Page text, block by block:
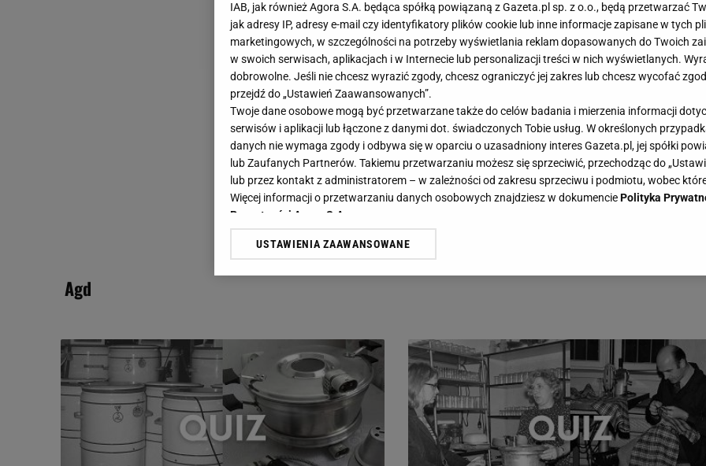
agd
IAB, jak również Agora S.A. będąca spółką powiązaną z Gazeta.pl sp. z o.o., będą przetwarzać
jak adresy IP, adresy e-mail czy identyfikatory plików cookie lub inne informacje zapisane w tych
marketingowych, w szczególności na potrzeby wyświetlania reklam dopasowanych do Twoich
w swoich serwisach, aplikacjach i w Internecie lub personalizacji treści w nich wyświetlanych.
dobrowolne. Jeśli nie chcesz wyrazić zgody, chcesz ograniczyć jej zakres lub chcesz wycofać
przejdź do „Ustawień Zaawansowanych”.
Twoje dane osobowe mogą być przetwarzane także do celów badania i mierzenia informacji
serwisów i aplikacji lub łączone z danymi dot. świadczonych Tobie usług. W określonych
danych nie wymaga zgody i odbywa się w oparciu o uzasadniony interes Gazeta.pl, jej spółki
lub Zaufanych Partnerów. Takiemu przetwarzaniu możesz się sprzeciwić, przechodząc do
lub przez kontakt z administratorem – w zależności od zakresu sprzeciwu i podmiotu, wobec
Więcej informacji o przetwarzaniu danych osobowych znajdziesz w dokumenciePolityka
Prywatności Agora S.A.
Klikając „Akceptuję” wyrażasz też zgodę na zainstalowanie i przechowywanie plików cookie
My, nasi Zaufani Partnerzy i Agora S.A. możemy przetwarzać dane osobowe w następujących
Użycie dokładnych danych geolokalizacyjnych. Aktywne skanowanie charakterystyki urządzenia
Przechowywanie informacji na urządzeniu lub dostęp do nich. Spersonalizowane reklamy i treści,
badnie odbiorców i ulepszanie usług.Lista Zaufanych Partnerów
USTAWIENIA ZAAWANSOWANE